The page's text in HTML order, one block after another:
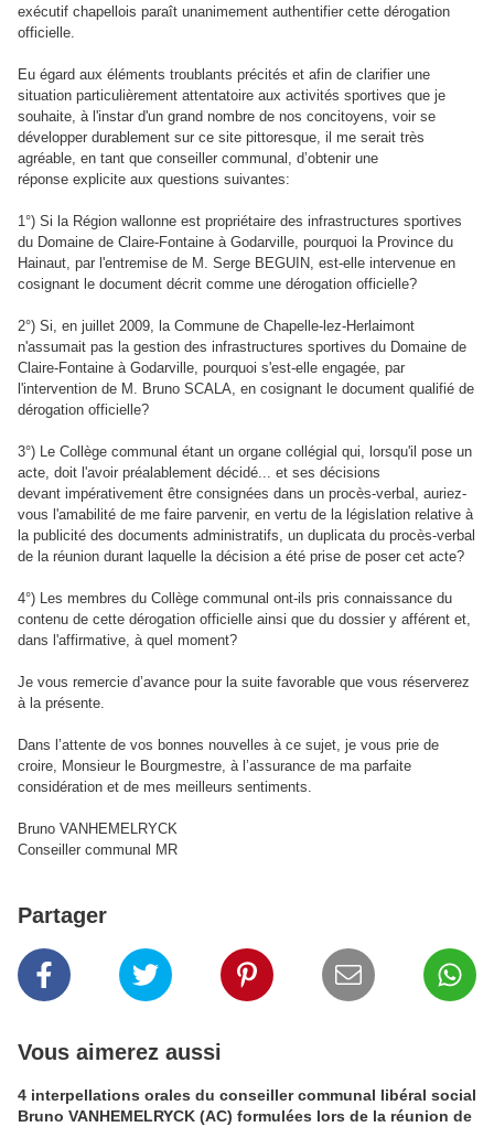
exécutif chapellois paraît unanimement authentifier cette dérogation
officielle.
Eu égard aux éléments troublants précités et afin de clarifier une
situation particulièrement attentatoire aux activités sportives que je
souhaite, à l'instar d'un grand nombre de nos concitoyens, voir se
développer durablement sur ce site pittoresque, il me serait très
agréable, en tant que conseiller communal, d’obtenir une
réponse explicite aux questions suivantes:
1°) Si la Région wallonne est propriétaire des infrastructures sportives
du Domaine de Claire-Fontaine à Godarville, pourquoi la Province du
Hainaut, par l'entremise de M. Serge BEGUIN, est-elle intervenue en
cosignant le document décrit comme une dérogation officielle?
2°) Si, en juillet 2009, la Commune de Chapelle-lez-Herlaimont
n'assumait pas la gestion des infrastructures sportives du Domaine de
Claire-Fontaine à Godarville, pourquoi s'est-elle engagée, par
l'intervention de M. Bruno SCALA, en cosignant le document qualifié de
dérogation officielle?
3°) Le Collège communal étant un organe collégial qui, lorsqu'il pose un
acte, doit l'avoir préalablement décidé... et ses décisions
devant impérativement être consignées dans un procès-verbal, auriez-
vous l'amabilité de me faire parvenir, en vertu de la législation relative à
la publicité des documents administratifs, un duplicata du procès-verbal
de la réunion durant laquelle la décision a été prise de poser cet acte?
4°) Les membres du Collège communal ont-ils pris connaissance du
contenu de cette dérogation officielle ainsi que du dossier y afférent et,
dans l'affirmative, à quel moment?
Je vous remercie d’avance pour la suite favorable que vous réserverez
à la présente.
Dans l’attente de vos bonnes nouvelles à ce sujet, je vous prie de
croire, Monsieur le Bourgmestre, à l’assurance de ma parfaite
considération et de mes meilleurs sentiments.
Bruno VANHEMELRYCK
Conseiller communal MR
Partager
Vous aimerez aussi
4 interpellations orales du conseiller communal libéral social
Bruno VANHEMELRYCK (AC) formulées lors de la réunion de